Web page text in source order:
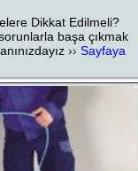
Dikkat Edilmeli?
başa çıkmak
››Sayfaya